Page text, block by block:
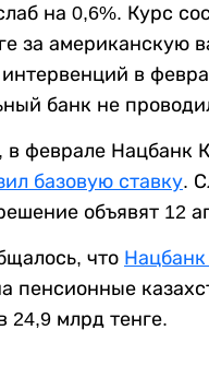
на 0,6%. Курс
за американскую
в
банк не
феврале Нацбанк
базовую ставку.
объявят 12
что
пенсионные
24,9 млрд тенге.